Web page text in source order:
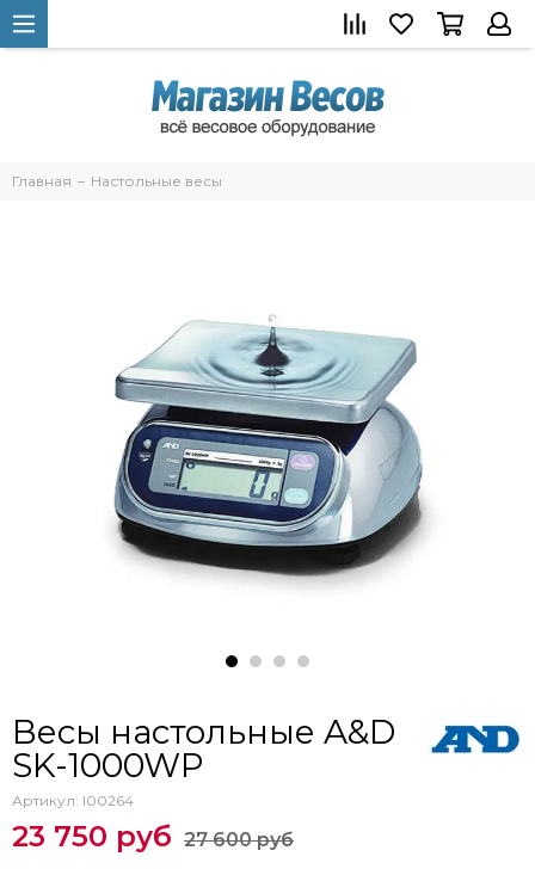
Главная Настольные весы
Весы настольные A&D
SK-1000WP
Артикул: I00264
23 750 руб 27 600 руб